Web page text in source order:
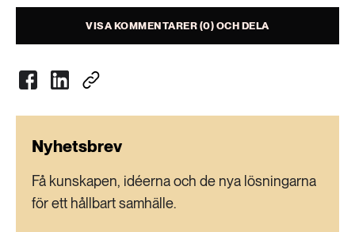
VISA KOMMENTARER (0) OCH DELA
Nyhetsbrev
Få kunskapen, idéerna och de nya lösningarna
för ett hållbart samhälle.